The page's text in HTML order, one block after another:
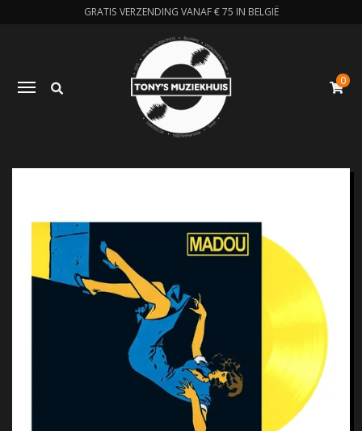
GRATIS VERZENDING VANAF € 75 IN BELGIË
Toggle navigation 0